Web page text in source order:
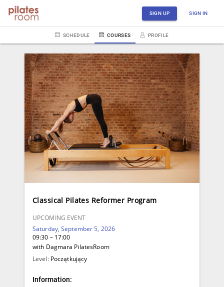
SIGN UP SIGN IN
SCHEDULE COURSES PROFILE
Classical Pilates Reformer Program
UPCOMING EVENT
Saturday, September 5, 2026
09:30 – 17:00
with Dagmara PilatesRoom
Level:Początkujący
Information: